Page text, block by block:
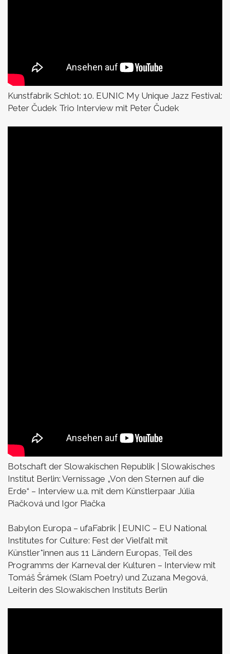
Kunstfabrik Schlot: 10. EUNIC My Unique Jazz Festival:
Peter Čudek Trio Interview mit Peter Čudek
Botschaft der Slowakischen Republik | Slowakisches
Institut Berlin: Vernissage „Von den Sternen auf die
Erde“ – Interview u.a. mit dem Künstlerpaar Júlia
Piačková und Igor Piačka
Babylon Europa – ufaFabrik | EUNIC – EU National
Institutes for Culture: Fest der Vielfalt mit
Künstler*innen aus 11 Ländern Europas, Teil des
Programms der Karneval der Kulturen – Interview mit
Tomáš Šrámek (Slam Poetry) und Zuzana Megová,
Leiterin des Slowakischen Instituts Berlin